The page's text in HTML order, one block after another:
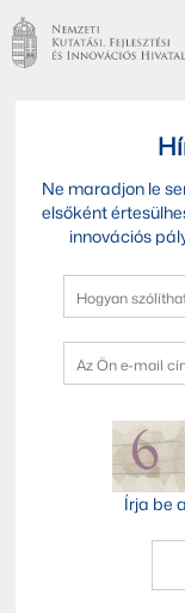
Ne maradjon le
elsőként
innovációs
Írja be